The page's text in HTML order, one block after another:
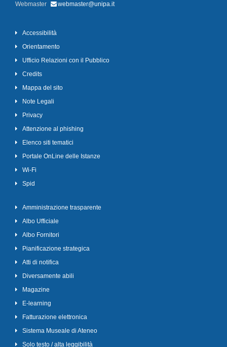
Webmaster
webmaster@unipa.it
Accessibilità
Orientamento
Ufficio Relazioni con il Pubblico
Credits
Mappa del sito
Note Legali
Privacy
Attenzione al phishing
Elenco siti tematici
Portale OnLine delle Istanze
Wi-Fi
Spid
Amministrazione trasparente
Albo Ufficiale
Albo Fornitori
Pianificazione strategica
Atti di notifica
Diversamente abili
Magazine
E-learning
Fatturazione elettronica
Sistema Museale di Ateneo
Solo testo / alta leggibilità